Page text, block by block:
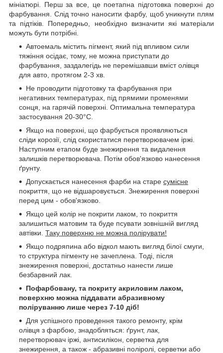
мініатюрі. Перш за все, це поетапна підготовка поверхні до
фарбування. Слід точно наносити фарбу, щоб уникнути плям
та підтіків. Попередньо, необхідно визначити які матеріали
можуть бути потрібні.
Автоемаль містить пігмент, який під впливом сили
тяжіння осідає, тому, не можна приступати до
фарбування, заздалегідь не перемішавши вміст олівця
для авто, протягом 2-3 хв.
Не проводити підготовку та фарбування при
негативних температурах, під прямими променями
сонця, на гарячій поверхні. Оптимальна температура
застосування 20-30°C.
Якщо на поверхні, що фарбується проявляються
сліди корозії, слід скористатися перетворювачем іржі.
Наступним етапом буде знежирення та видалення
залишків перетворювача. Потім обов'язково нанесення
ґрунту.
Допускається нанесення фарби на старе сумісне
покриття, що не відшаровується. Знежирення поверхні
перед цим - обов'язково.
Якщо цей колір не покрити лаком, то покриття
залишиться матовим та буде псувати зовнішній вигляд
автівки. Таку поверхню не можна полірувати!
Якщо подряпина або відкол мають вигляд білої смуги,
то структура пігменту не зачеплена. Тоді, після
знежирення поверхні, достатньо нанести лише
безбарвний лак.
Пофарбовану, та покриту акриловим лаком,
поверхню можна піддавати абразивному
поліруванню лише через 7-10 діб!
Для успішного проведення такого ремонту, крім
олівця з фарбою, знадобляться: ґрунт, лак,
перетворювач іржі, антисилікон, серветка для
знежирення, а також - абразивні поліролі, серветки або